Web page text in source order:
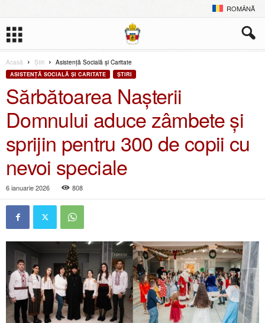
ROMÂNĂ
Acasă Ştiri Asistență Socială și Caritate
ASISTENȚĂ SOCIALĂ ȘI CARITATE ŞTIRI
Sărbătoarea Nașterii
Domnului aduce zâmbete și
sprijin pentru 300 de copii cu
nevoi speciale
6 ianuarie 2026 808